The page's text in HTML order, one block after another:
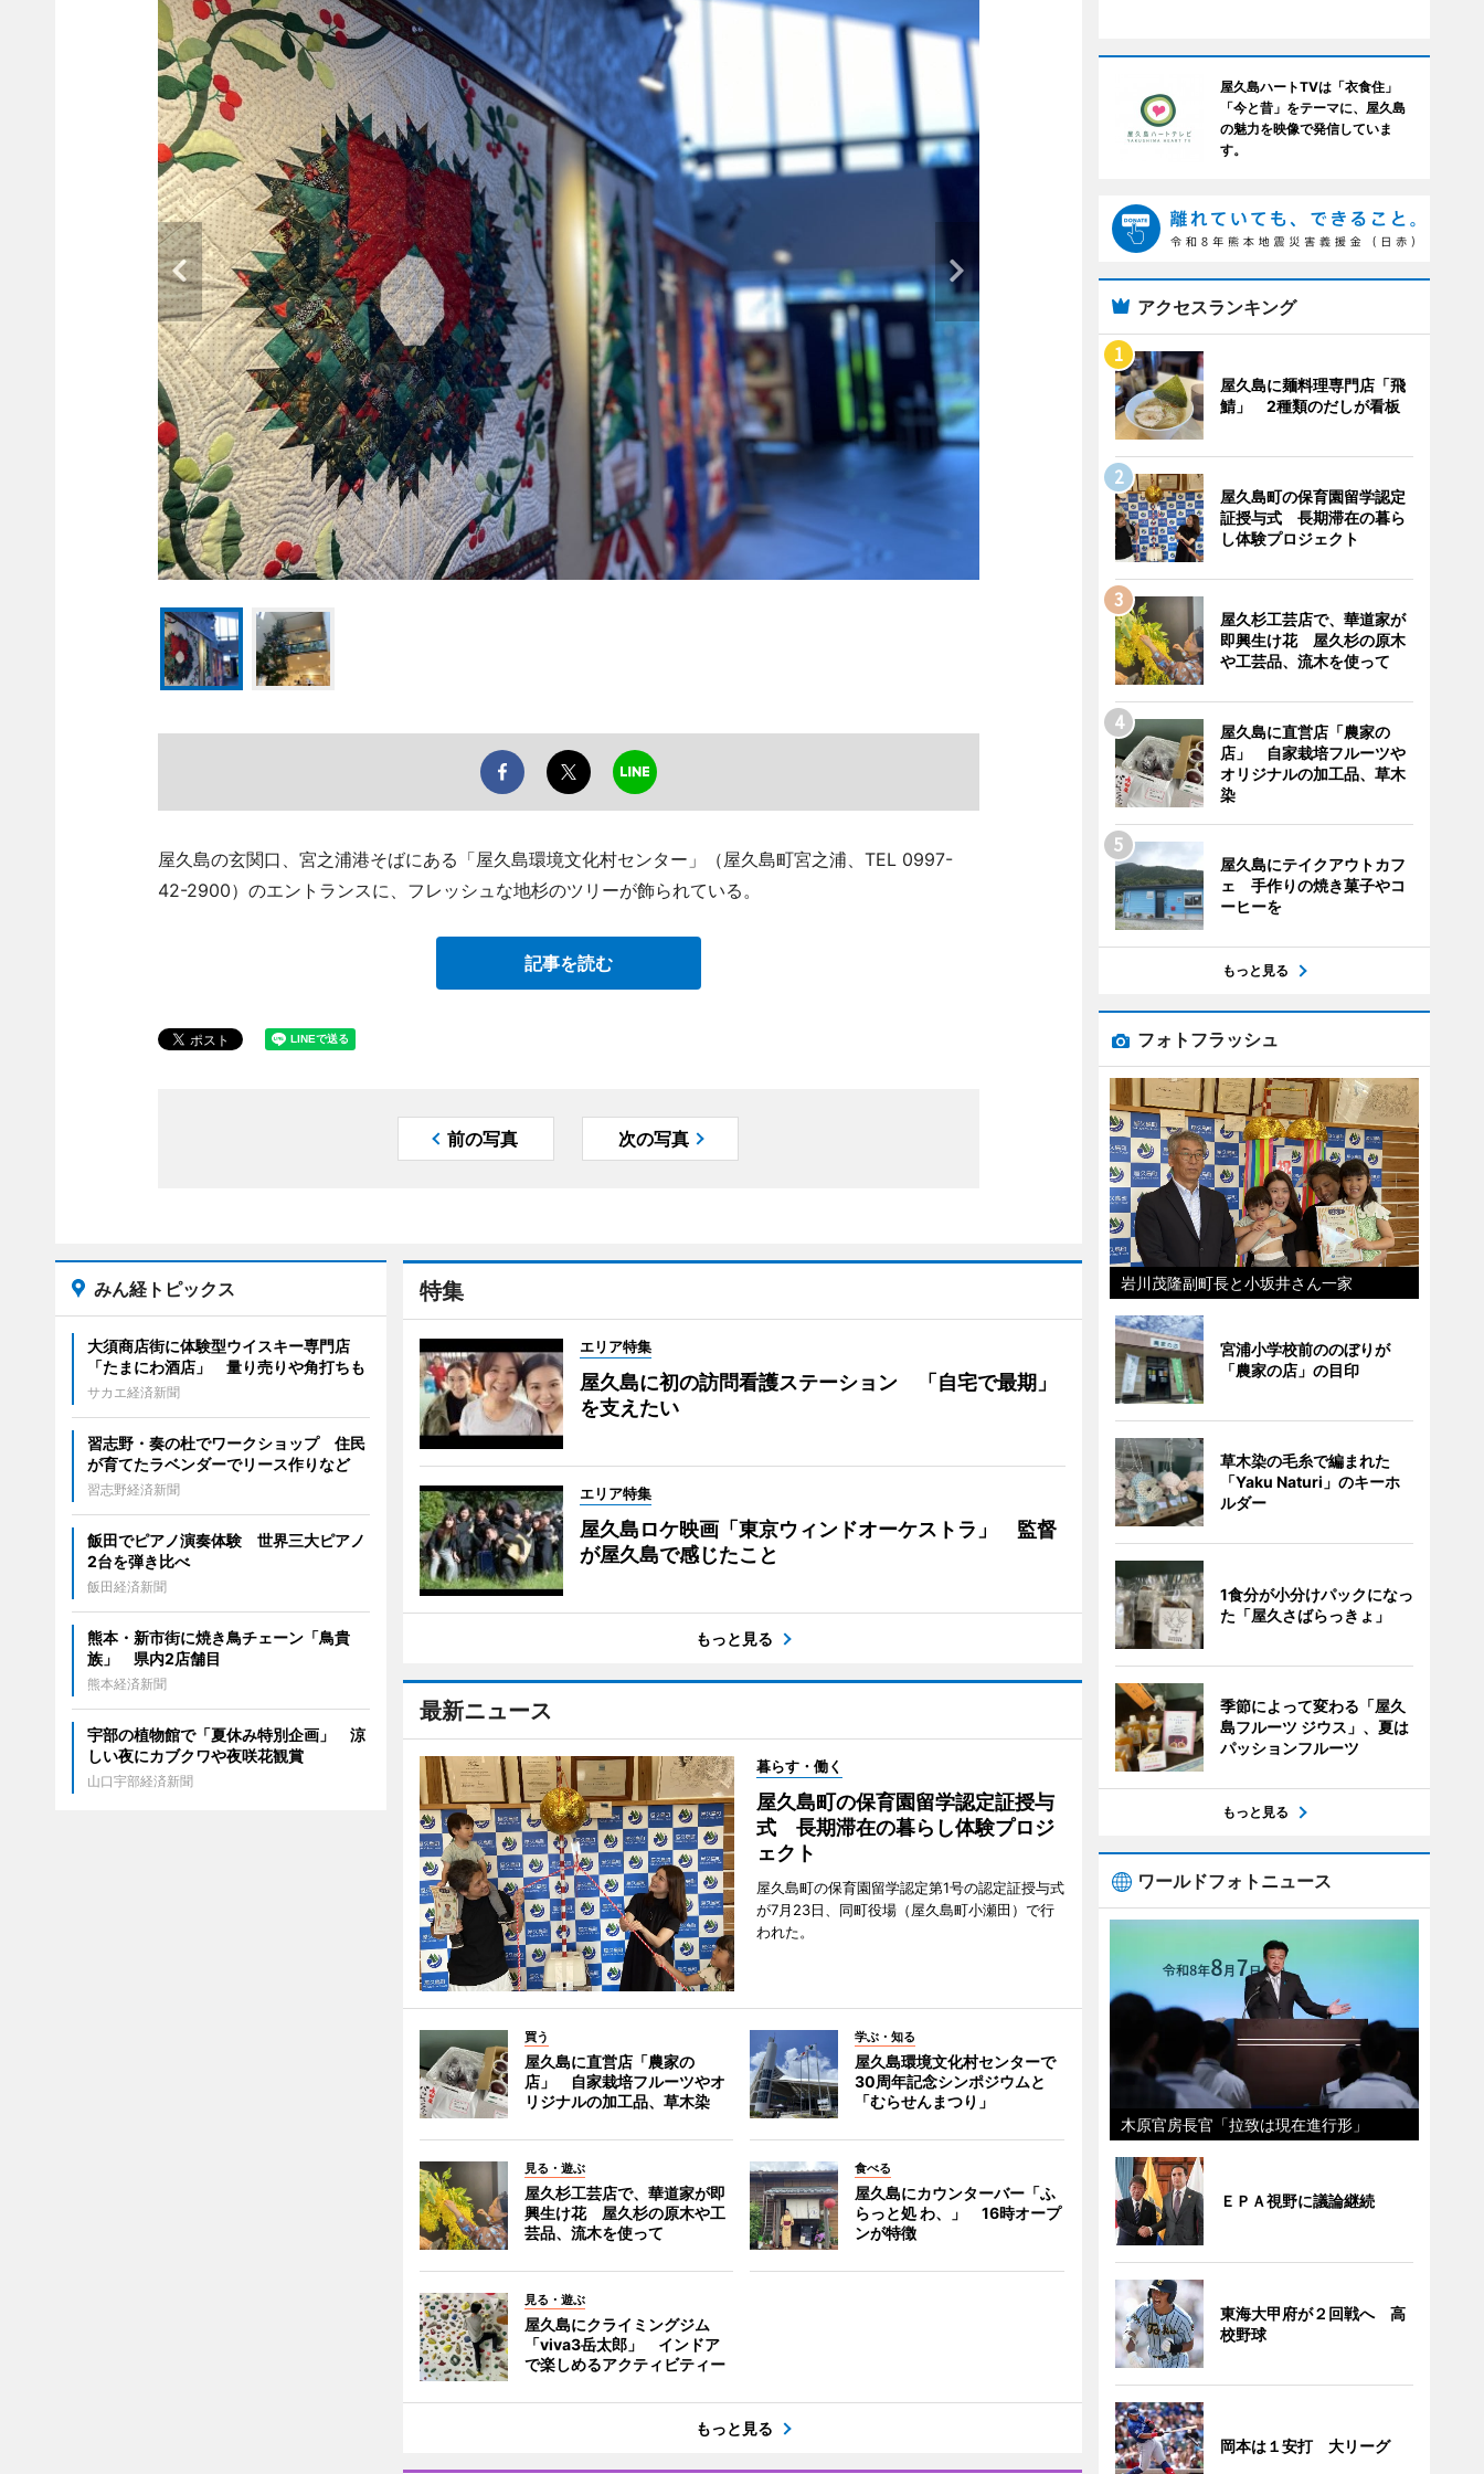
屋久島の玄関口、宮之浦港そばにある「屋久島環境文化村センター」（屋久島町宮之浦、TEL 0997-
42-2900）のエントランスに、フレッシュな地杉のツリーが飾られている。
記事を読む
前の写真 次の写真
特集
エリア特集
屋久島に初の訪問看護ステーション 「自宅で最期」
を支えたい
エリア特集
屋久島ロケ映画「東京ウィンドオーケストラ」 監督
が屋久島で感じたこと
もっと見る
最新ニュース
暮らす・働く
屋久島町の保育園留学認定証授与
式 長期滞在の暮らし体験プロジ
ェクト
屋久島町の保育園留学認定第1号の認定証授与式
が7月23日、同町役場（屋久島町小瀬田）で行
われた。
買う
屋久島に直営店「農家の
店」 自家栽培フルーツやオ
リジナルの加工品、草木染
学ぶ・知る
屋久島環境文化村センターで
30周年記念シンポジウムと
「むらせんまつり」
見る・遊ぶ
屋久杉工芸店で、華道家が即
興生け花 屋久杉の原木や工
芸品、流木を使って
食べる
屋久島にカウンターバー「ふ
らっと処 わ、」 16時オープ
ンが特徴
見る・遊ぶ
屋久島にクライミングジム
「viva3岳太郎」 インドア
で楽しめるアクティビティー
もっと見る
みん経トピックス
大須商店街に体験型ウイスキー専門店
「たまにわ酒店」 量り売りや角打ちも
サカエ経済新聞
習志野・奏の杜でワークショップ 住民
が育てたラベンダーでリース作りなど
習志野経済新聞
飯田でピアノ演奏体験 世界三大ピアノ
2台を弾き比べ
飯田経済新聞
熊本・新市街に焼き鳥チェーン「鳥貴
族」 県内2店舗目
熊本経済新聞
宇部の植物館で「夏休み特別企画」 涼
しい夜にカブクワや夜咲花観賞
山口宇部経済新聞
屋久島ハートTVは「衣食住」
「今と昔」をテーマに、屋久島
の魅力を映像で発信していま
す。
アクセスランキング
屋久島に麺料理専門店「飛
鯖」 2種類のだしが看板
屋久島町の保育園留学認定
証授与式 長期滞在の暮ら
し体験プロジェクト
屋久杉工芸店で、華道家が
即興生け花 屋久杉の原木
や工芸品、流木を使って
屋久島に直営店「農家の
店」 自家栽培フルーツや
オリジナルの加工品、草木
染
屋久島にテイクアウトカフ
ェ 手作りの焼き菓子やコ
ーヒーを
もっと見る
フォトフラッシュ
岩川茂隆副町長と小坂井さん一家
宮浦小学校前ののぼりが
「農家の店」の目印
草木染の毛糸で編まれた
「Yaku Naturi」のキーホ
ルダー
1食分が小分けパックになっ
た「屋久さばらっきょ」
季節によって変わる「屋久
島フルーツ ジウス」、夏は
パッションフルーツ
もっと見る
ワールドフォトニュース
木原官房長官「拉致は現在進行形」
ＥＰＡ視野に議論継続
東海大甲府が２回戦へ 高
校野球
岡本は１安打 大リーグ